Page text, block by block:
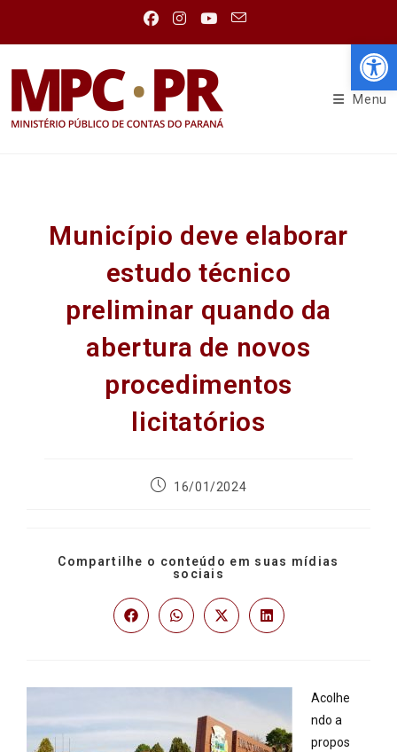
Menu
Município deve elaborar
estudo técnico
preliminar quando da
abertura de novos
procedimentos
licitatórios
16/01/2024
Compartilhe o conteúdo em suas mídias
sociais
Acolhe
ndo a
propos